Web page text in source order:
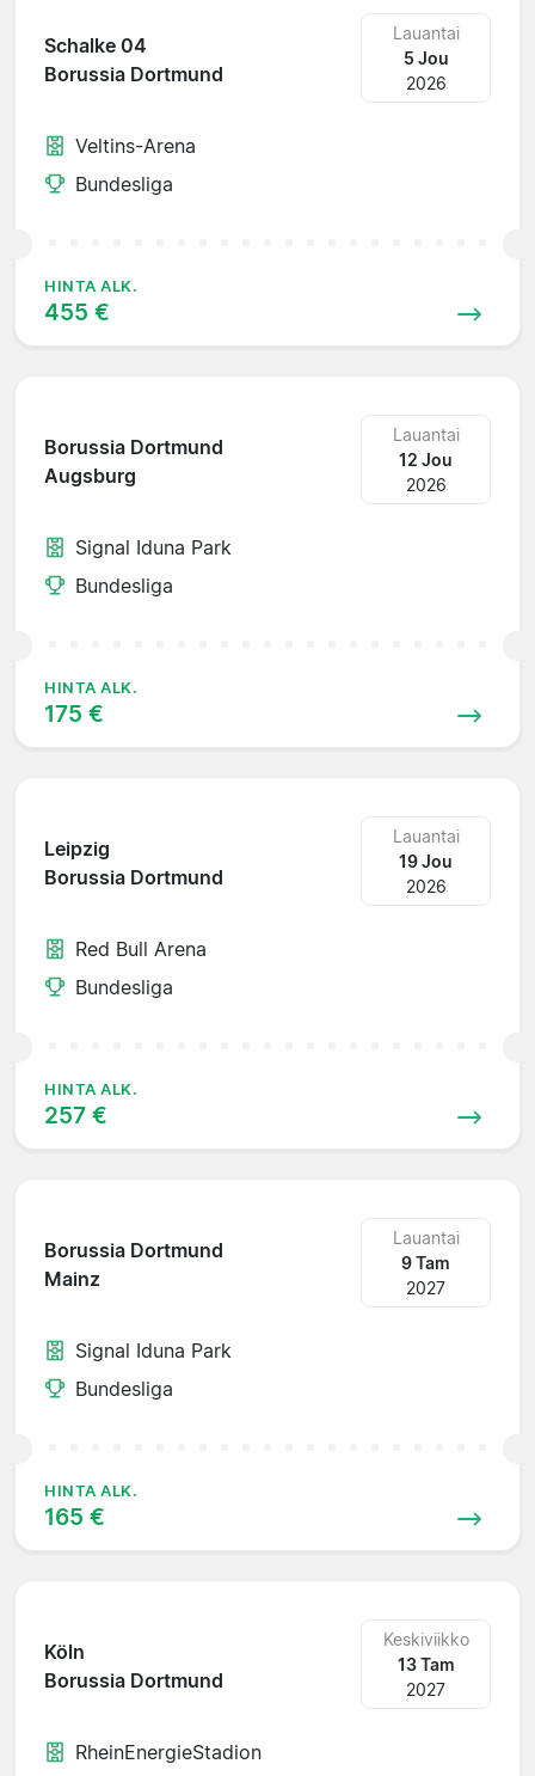
Schalke 04
Borussia Dortmund
Lauantai
5 Jou
2026
Veltins-Arena
Bundesliga
HINTA ALK.
455 €
Borussia Dortmund
Augsburg
Lauantai
12 Jou
2026
Signal Iduna Park
Bundesliga
HINTA ALK.
175 €
Leipzig
Borussia Dortmund
Lauantai
19 Jou
2026
Red Bull Arena
Bundesliga
HINTA ALK.
257 €
Borussia Dortmund
Mainz
Lauantai
9 Tam
2027
Signal Iduna Park
Bundesliga
HINTA ALK.
165 €
Köln
Borussia Dortmund
Keskiviikko
13 Tam
2027
RheinEnergieStadion